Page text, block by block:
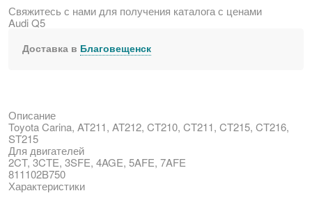
Свяжитесь с нами для получения каталога с ценами
Audi Q5
Доставка в Благовещенск
Описание
Toyota Carina, AT211, AT212, CT210, CT211, CT215, CT216,
ST215
Для двигателей
2CT, 3CTE, 3SFE, 4AGE, 5AFE, 7AFE
811102B750
Характеристики